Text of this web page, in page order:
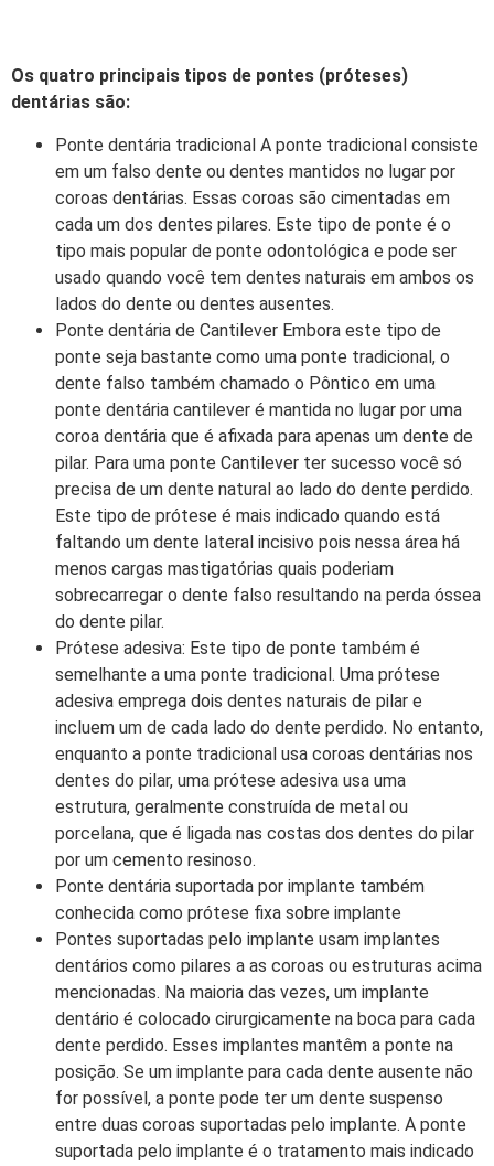
Os quatro principais tipos de pontes (próteses)
dentárias são:
Ponte dentária tradicional A ponte tradicional consiste
em um falso dente ou dentes mantidos no lugar por
coroas dentárias. Essas coroas são cimentadas em
cada um dos dentes pilares. Este tipo de ponte é o
tipo mais popular de ponte odontológica e pode ser
usado quando você tem dentes naturais em ambos os
lados do dente ou dentes ausentes.
Ponte dentária de Cantilever Embora este tipo de
ponte seja bastante como uma ponte tradicional, o
dente falso também chamado o Pôntico em uma
ponte dentária cantilever é mantida no lugar por uma
coroa dentária que é afixada para apenas um dente de
pilar. Para uma ponte Cantilever ter sucesso você só
precisa de um dente natural ao lado do dente perdido.
Este tipo de prótese é mais indicado quando está
faltando um dente lateral incisivo pois nessa área há
menos cargas mastigatórias quais poderiam
sobrecarregar o dente falso resultando na perda óssea
do dente pilar.
Prótese adesiva: Este tipo de ponte também é
semelhante a uma ponte tradicional. Uma prótese
adesiva emprega dois dentes naturais de pilar e
incluem um de cada lado do dente perdido. No entanto,
enquanto a ponte tradicional usa coroas dentárias nos
dentes do pilar, uma prótese adesiva usa uma
estrutura, geralmente construída de metal ou
porcelana, que é ligada nas costas dos dentes do pilar
por um cemento resinoso.
Ponte dentária suportada por implante também
conhecida como prótese fixa sobre implante
Pontes suportadas pelo implante usam implantes
dentários como pilares a as coroas ou estruturas acima
mencionadas. Na maioria das vezes, um implante
dentário é colocado cirurgicamente na boca para cada
dente perdido. Esses implantes mantêm a ponte na
posição. Se um implante para cada dente ausente não
for possível, a ponte pode ter um dente suspenso
entre duas coroas suportadas pelo implante. A ponte
suportada pelo implante é o tratamento mais indicado